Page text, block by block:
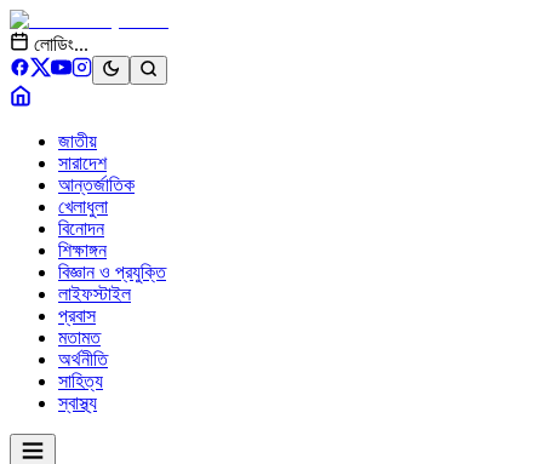
লোডিং...
জাতীয়
সারাদেশ
আন্তর্জাতিক
খেলাধুলা
বিনোদন
শিক্ষাঙ্গন
বিজ্ঞান ও প্রযুক্তি
লাইফস্টাইল
প্রবাস
মতামত
অর্থনীতি
সাহিত্য
স্বাস্থ্য